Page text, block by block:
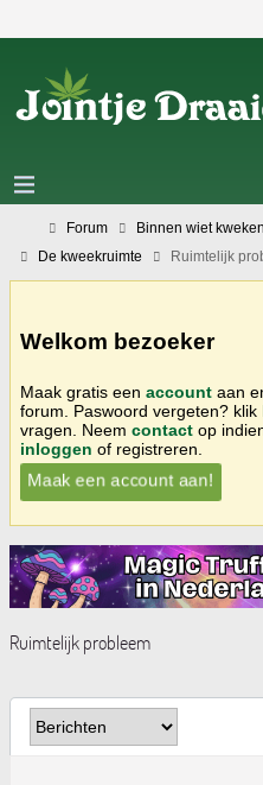
Forum Binnen wiet kweken
De kweekruimte
Ruimtelijk
Welkom bezoeker
Maak gratis een account aan
forum. Paswoord vergeten? klik
vragen. Neem contact op
inloggen of registreren.
Maak een account aan!
Ruimtelijk probleem